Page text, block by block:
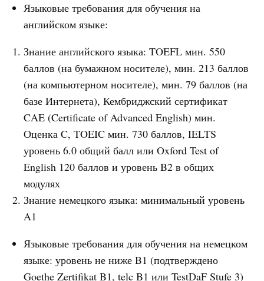
Языковые требования для обучения на
английском языке:
Знание английского языка: TOEFL мин. 550
баллов (на бумажном носителе), мин. 213 баллов
(на компьютерном носителе), мин. 79 баллов (на
базе Интернета), Кембриджский сертификат
CAE (Certificate of Advanced English) мин.
Оценка C, TOEIC мин. 730 баллов, IELTS
уровень 6.0 общий балл или Oxford Test of
English 120 баллов и уровень B2 в общих
модулях
Знание немецкого языка: минимальный уровень
A1
Языковые требования для обучения на немецком
языке: уровень не ниже B1 (подтверждено
Goethe Zertifikat B1, telc B1 или TestDaF Stufe 3)